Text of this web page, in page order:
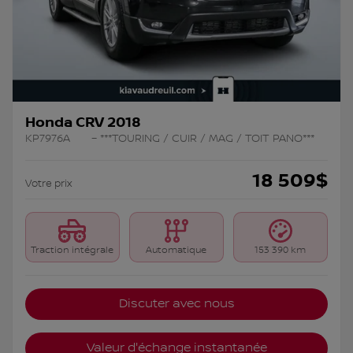
Honda CRV 2018
KP7976A – ***TOURING / CUIR / MAG / TOIT PANO***
Votre prix 18 509$
Traction intégrale Automatique 153 390 km
Discuter avec nous
Valeur d'échange instantanée